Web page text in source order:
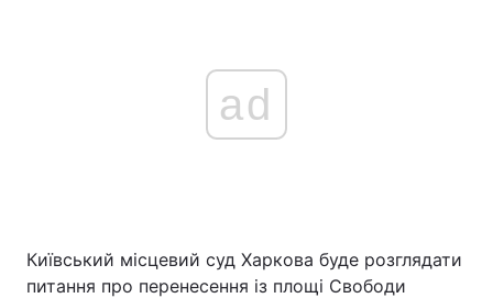
ad
Київський місцевий суд Харкова буде розглядати
питання про перенесення із площі Свободи